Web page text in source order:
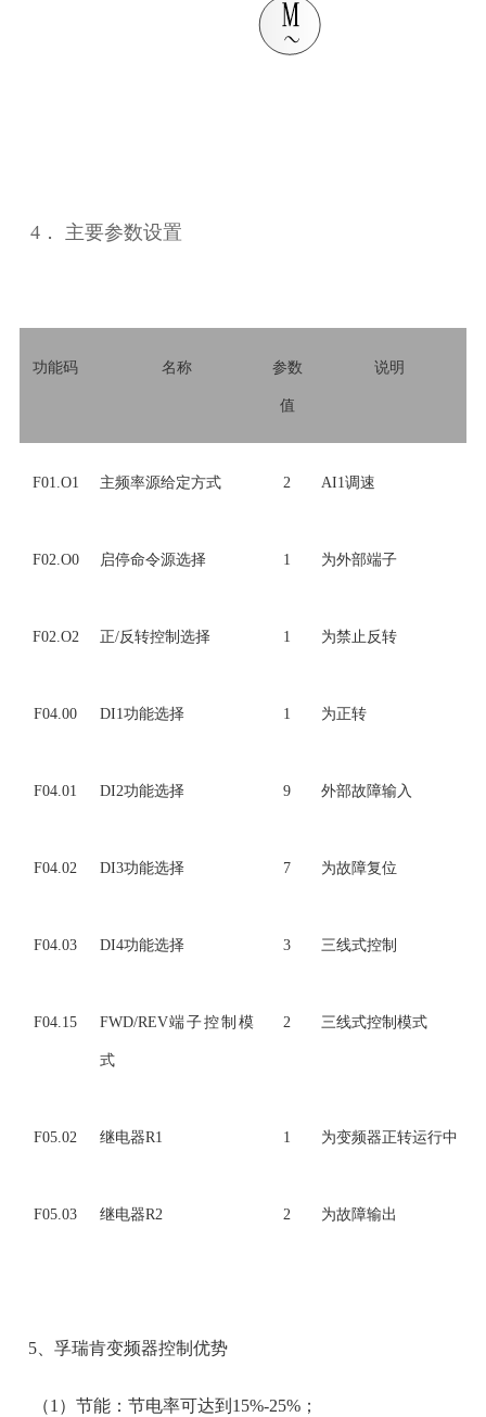
4． 主要参数设置
功能码 名称 参数
值
说明
F01.O1 主频率源给定方式 2 AI1调速
F02.O0 启停命令源选择 1 为外部端子
F02.O2 正/反转控制选择 1 为禁止反转
F04.00 DI1功能选择 1 为正转
F04.01 DI2功能选择 9 外部故障输入
F04.02 DI3功能选择 7 为故障复位
F04.03 DI4功能选择 3 三线式控制
F04.15 FWD/REV端子控制模
式
2 三线式控制模式
F05.02 继电器R1 1 为变频器正转运行中
F05.03 继电器R2 2 为故障输出
5、孚瑞肯变频器控制优势
（1）节能：节电率可达到15%-25%；